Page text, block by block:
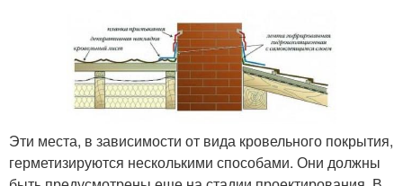
Эти места, в зависимости от вида кровельного покрытия,
герметизируются несколькими способами. Они должны